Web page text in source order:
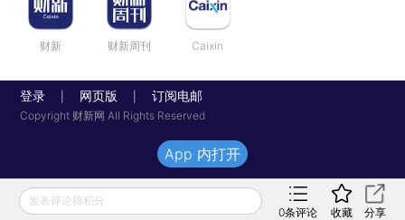
财新 财新周刊 Caixin
登录 网页版 订阅电邮
Copyright 财新网 All Rights Reserved
发表评论得积分
0条评论 收藏 分享
App 内打开